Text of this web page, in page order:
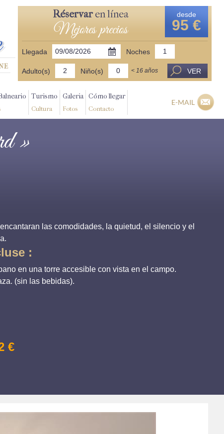
Réservaren línea
Mejores precios
desde
95 €
Llegada Noches
Adulto(s) Niño(s) < 16 años VER
Turismo
Cultura
Galeria
Fotos
Cómo llegar
Contacto
E-MAIL
»
las comodidades, la quietud, el silencio y el
:
en una torre accesible con vista en el campo.
(sin las bebidas).
€